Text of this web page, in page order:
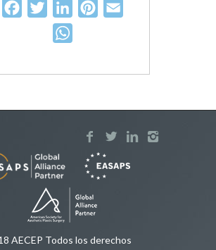
FacebookTwitterLinkedInPinterest
AECEP Todos los derechos